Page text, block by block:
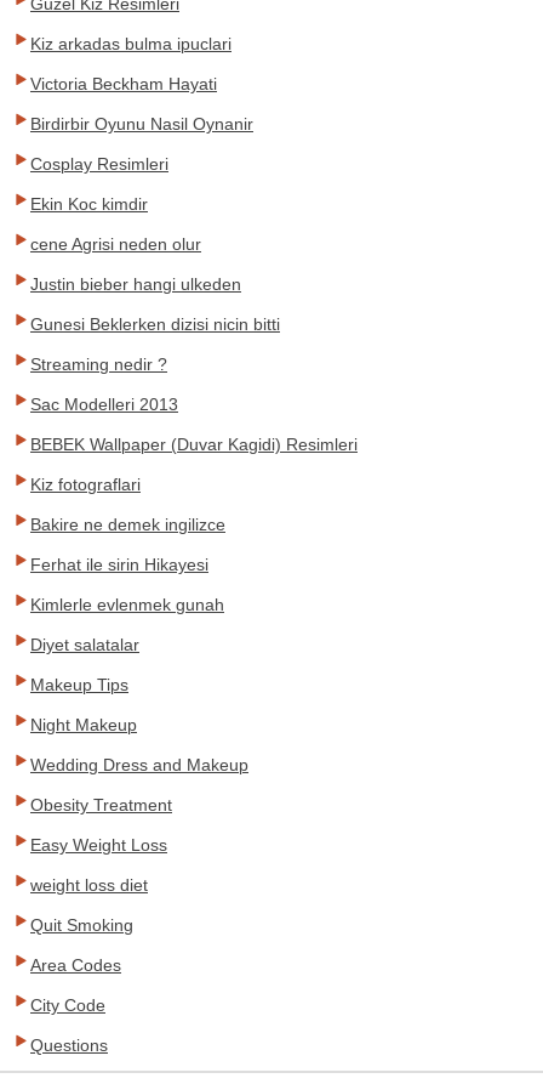
Guzel Kiz Resimleri
Kiz arkadas bulma ipuclari
Victoria Beckham Hayati
Birdirbir Oyunu Nasil Oynanir
Cosplay Resimleri
Ekin Koc kimdir
cene Agrisi neden olur
Justin bieber hangi ulkeden
Gunesi Beklerken dizisi nicin bitti
Streaming nedir ?
Sac Modelleri 2013
BEBEK Wallpaper (Duvar Kagidi) Resimleri
Kiz fotograflari
Bakire ne demek ingilizce
Ferhat ile sirin Hikayesi
Kimlerle evlenmek gunah
Diyet salatalar
Makeup Tips
Night Makeup
Wedding Dress and Makeup
Obesity Treatment
Easy Weight Loss
weight loss diet
Quit Smoking
Area Codes
City Code
Questions